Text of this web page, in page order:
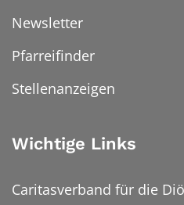
Newsletter
Pfarreifinder
Stellenanzeigen
Wichtige Links
Caritasverband für die